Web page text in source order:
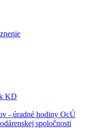
KD
- úradné hodiny OcÚ
spoločnosti